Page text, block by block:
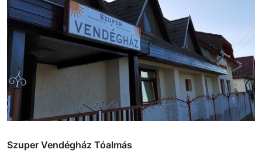
Szuper Vendégház Tóalmás